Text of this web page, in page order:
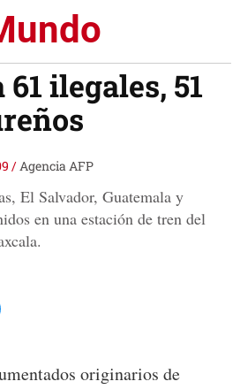
ilegales, 51
/Agencia AFP
El Salvador, Guatemala y
en una estación de tren del
originarios de